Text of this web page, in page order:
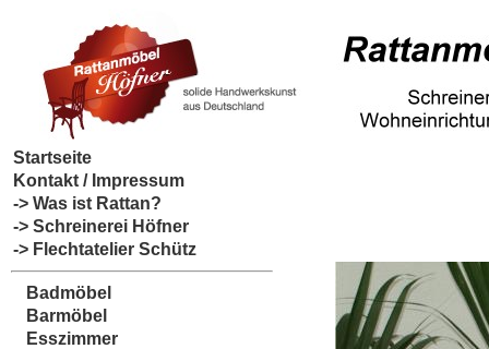
Startseite
Kontakt / Impressum
-> Was ist Rattan?
-> Schreinerei Höfner
-> Flechtatelier Schütz
Badmöbel
Barmöbel
Esszimmer